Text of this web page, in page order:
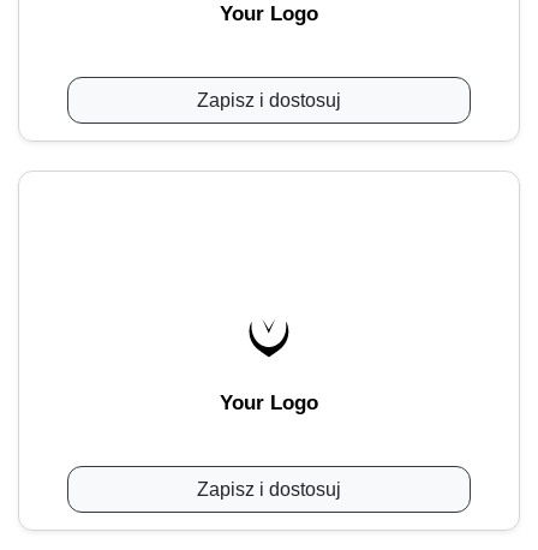
Your Logo
Zapisz i dostosuj
Your Logo
Zapisz i dostosuj